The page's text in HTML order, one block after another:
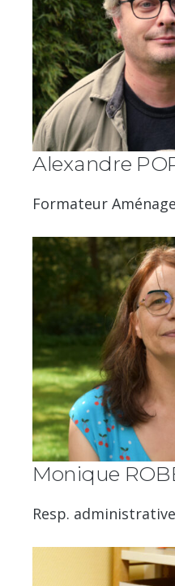
Alexandre
Formateur
Monique
Resp.